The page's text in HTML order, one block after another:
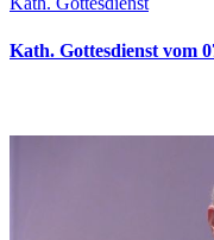
Kath. Gottesdienst vom